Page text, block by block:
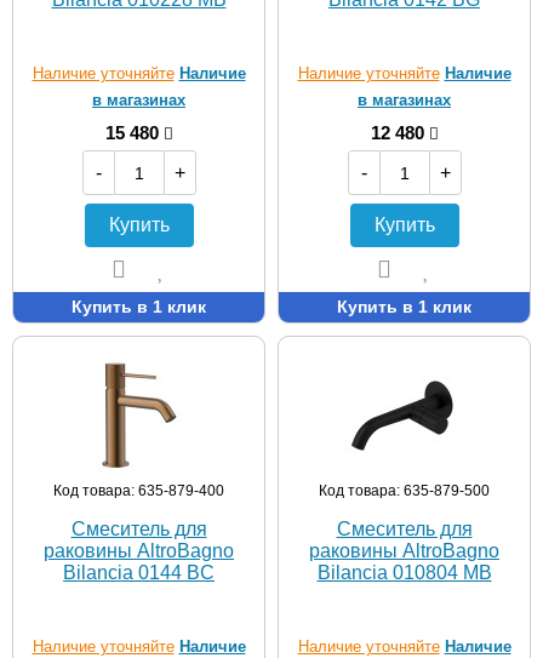
Наличие уточняйте Наличие
в магазинах
15 480
-
+
Купить
Купить в 1 клик
Наличие уточняйте Наличие
в магазинах
12 480
-
+
Купить
Купить в 1 клик
Код товара: 635-879-400
Смеситель для
раковины AltroBagno
Bilancia 0144 BC
Наличие уточняйте Наличие
Код товара: 635-879-500
Смеситель для
раковины AltroBagno
Bilancia 010804 MB
Наличие уточняйте Наличие